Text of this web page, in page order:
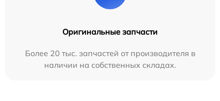
Оригинальные запчасти
Более 20 тыс. запчастей от производителя в
наличии на собственных складах.